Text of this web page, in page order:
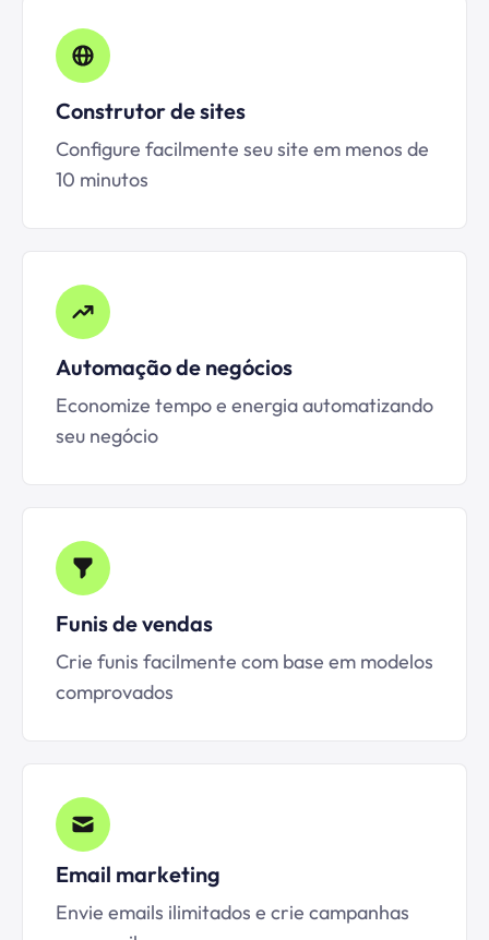
Construtor de sites
Configure facilmente seu site em menos de
10 minutos
Automação de negócios
Economize tempo e energia automatizando
seu negócio
Funis de vendas
Crie funis facilmente com base em modelos
comprovados
Email marketing
Envie emails ilimitados e crie campanhas